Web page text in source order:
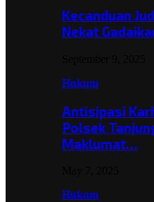
Kecanduan
Nekat
Hukum
Antisipasi
Polsek
Maklumat…
Hukum